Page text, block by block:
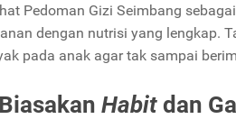
Pedoman Gizi Seimbang
dengan nutrisi yang lengkap.
pada anak agar tak sampai
Habit dan